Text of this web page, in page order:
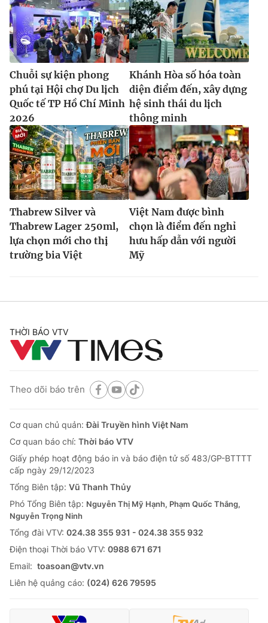
Chuỗi sự kiện phong
phú tại Hội chợ Du lịch
Quốc tế TP Hồ Chí Minh
2026
Khánh Hòa số hóa toàn
diện điểm đến, xây dựng
hệ sinh thái du lịch
thông minh
Thabrew Silver và
Thabrew Lager 250ml,
lựa chọn mới cho thị
trường bia Việt
Việt Nam được bình
chọn là điểm đến nghỉ
hưu hấp dẫn với người
Mỹ
THỜI BÁO VTV
Theo dõi báo trên
Cơ quan chủ quản:Đài Truyền hình Việt Nam
Cơ quan báo chí: Thời báo VTV
Giấy phép hoạt động báo in và báo điện tử số 483/GP-BTTTT
cấp ngày 29/12/2023
Tổng Biên tập: Vũ Thanh Thủy
Phó Tổng Biên tập: Nguyễn Thị Mỹ Hạnh, Phạm Quốc Thắng,
Nguyễn Trọng Ninh
Tổng đài VTV: 024.38 355 931 - 024.38 355 932
Ðiện thoại Thời báo VTV: 0988 671 671
Email: toasoan@vtv.vn
Liên hệ quảng cáo: (024) 626 79595